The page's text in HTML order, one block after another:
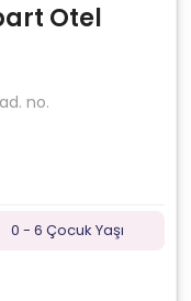
Otel
no.
0 - 6 Çocuk Yaşı